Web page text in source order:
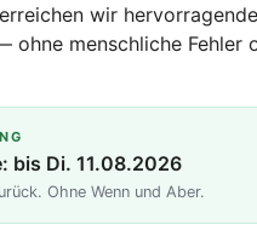
wir
ohne menschliche Fehler
bis Di. 11.08.2026
Ohne Wenn und Aber.